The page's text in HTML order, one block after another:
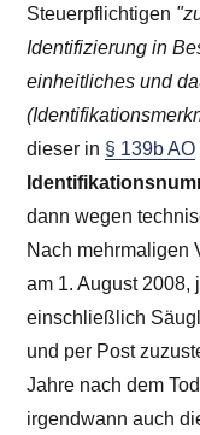
Steuerpflichtigen
Identifizierung in
einheitliches und
dieser in § 139b AO
dann wegen
Nach mehrmaligen
am 1. August 2008,
einschließlich
und per Post
Jahre nach dem
irgendwann auch